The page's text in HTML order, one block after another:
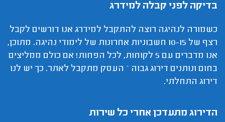
בדיקה לפני קבלה למידרג
כשמורה לנהיגה רוצה להתקבל למידרג אנו דורשים לקבל
רצף של 10-15 חשבוניות אחרונות של לימודי נהיגה. מתוכן,
אנו מדברים עם 5 לקוחות, לכל הפחות! אם כולם ממליצים
בחום ונותנים דירוג גבוה – העסק מתקבל לאתר. כך יש לנו
דירוג התחלתי.
הדירוג מתעדכן אחרי כל שירות